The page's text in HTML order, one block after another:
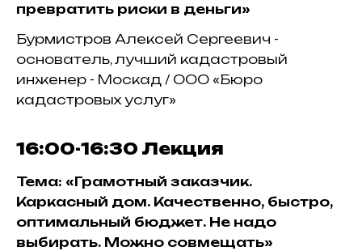
превратить риски в деньги»
Бурмистров Алексей Сергеевич -
основатель, лучший кадастровый
инженер - Москад / ООО «Бюро
кадастровых услуг»
16:00-16:30 Лекция
Тема: «Грамотный заказчик.
Каркасный дом. Качественно, быстро,
оптимальный бюджет. Не надо
выбирать. Можно совмещать»